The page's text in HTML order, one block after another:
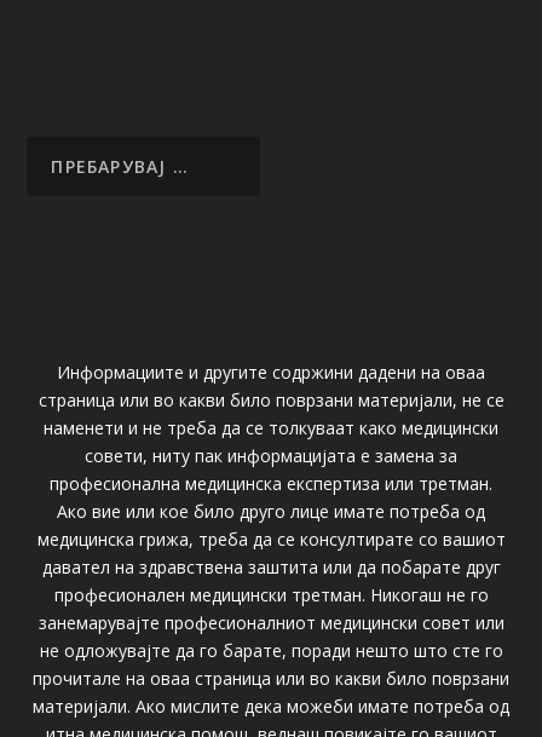
Информациите и другите содржини дадени на оваа
страница или во какви било поврзани материјали, не се
наменети и не треба да се толкуваат како медицински
совети, ниту пак информацијата е замена за
професионална медицинска експертиза или третман.
Ако вие или кое било друго лице имате потреба од
медицинска грижа, треба да се консултирате со вашиот
давател на здравствена заштита или да побарате друг
професионален медицински третман. Никогаш не го
занемарувајте професионалниот медицински совет или
не одложувајте да го барате, поради нешто што сте го
прочитале на оваа страница или во какви било поврзани
материјали. Ако мислите дека можеби имате потреба од